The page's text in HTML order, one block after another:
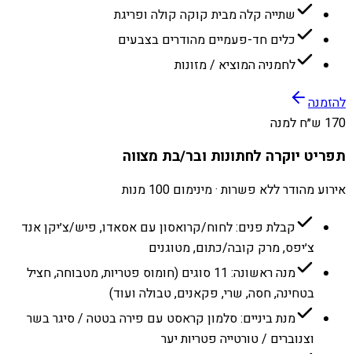
שתייה קלה מבית קוקה קולה ופריגת
כלים חד-פעמיים מהודרים בצבעים
לחמניה המוציא / מזונות
להזמנה
170 ש״ח למנה
תפריט יוקרה לחתונות ובר/בת מצווה
אירוע מהודר ללא פשרות · מינימום 100 מנות
קבלת פנים: לחוח/קרואסון עם אסאדו, פיש/צ׳יקן אנד
צ׳יפס, מרק קובה/כתום, מטוגנים
מנה ראשונה: 11 סוגים (חומוס פטריות, מטבוחה, חציל
בטחינה, חסה, שרי, פקאנים, טבולה ועוד)
מנת ביניים: סלמון קראסט עם פירה בטטה / סיגר בשר
וצנוברים / טורטייה פטריות יער